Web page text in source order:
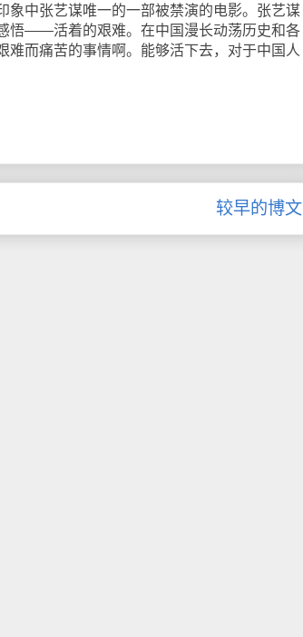
中张艺谋唯一的一部被禁演的电影。张艺谋
悟——活着的艰难。在中国漫长动荡历史和各
而痛苦的事情啊。能够活下去，对于中国人
较早的博文